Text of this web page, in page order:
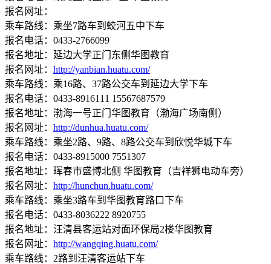
报名网址：
乘车路线：乘坐7路车到蛟河五中下车
报名电话：0433-2766099
报名地址：延边大学正门东侧华图教育
报名网址： http://yanbian.huatu.com/
乘车路线：乘16路、37路公交车到延边大学下车
报名电话：0433-8916111 15567687579
报名地址：渤海一号正门华图教育（渤海广场南侧）
报名网址： http://dunhua.huatu.com/
乘车路线：乘坐2路、9路、8路公交车到欣悦华城下车
报名电话：0433-8915000 7551307
报名地址：珲春市盛博北侧 华图教育（吉祥狮电动车旁）
报名网址： http://hunchun.huatu.com/
乘车路线：乘坐3路车到华图教育路口下车
报名电话：0433-8036222 8920755
报名地址：汪清县客运站对面环保局2楼华图教育
报名网址： http://wangqing.huatu.com/
乘车路线：2路到汪清客运站下车